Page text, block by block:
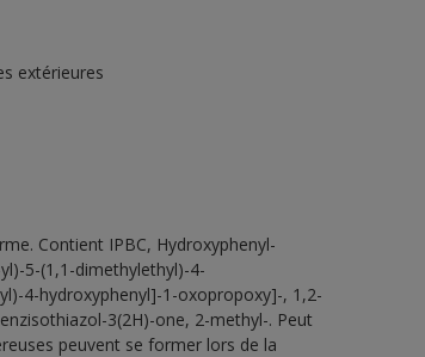
extérieures
Contient IPBC, Hydroxyphenyl-
5-(1,1-dimethylethyl)-4-
4-hydroxyphenyl]-1-oxopropoxy]-, 1,2-
3(2H)-one, 2-methyl-. Peut
peuvent se former lors de la